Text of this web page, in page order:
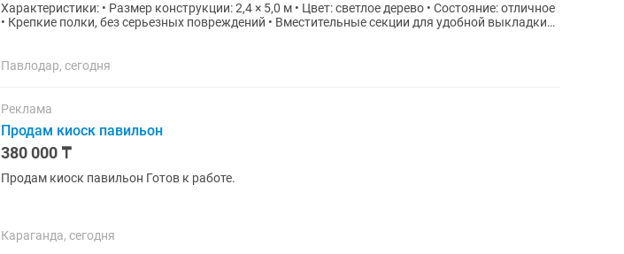
Характеристики: • Размер конструкции: 2,4 × 5,0 м • Цвет: светлое дерево • Состояние: отличное
• Крепкие полки, без серьезных повреждений • Вместительные секции для удобной выкладки
Павлодар, сегодня
Реклама
Продам киоск павильон
380 000 ₸
Продам киоск павильон Готов к работе.
Караганда, сегодня